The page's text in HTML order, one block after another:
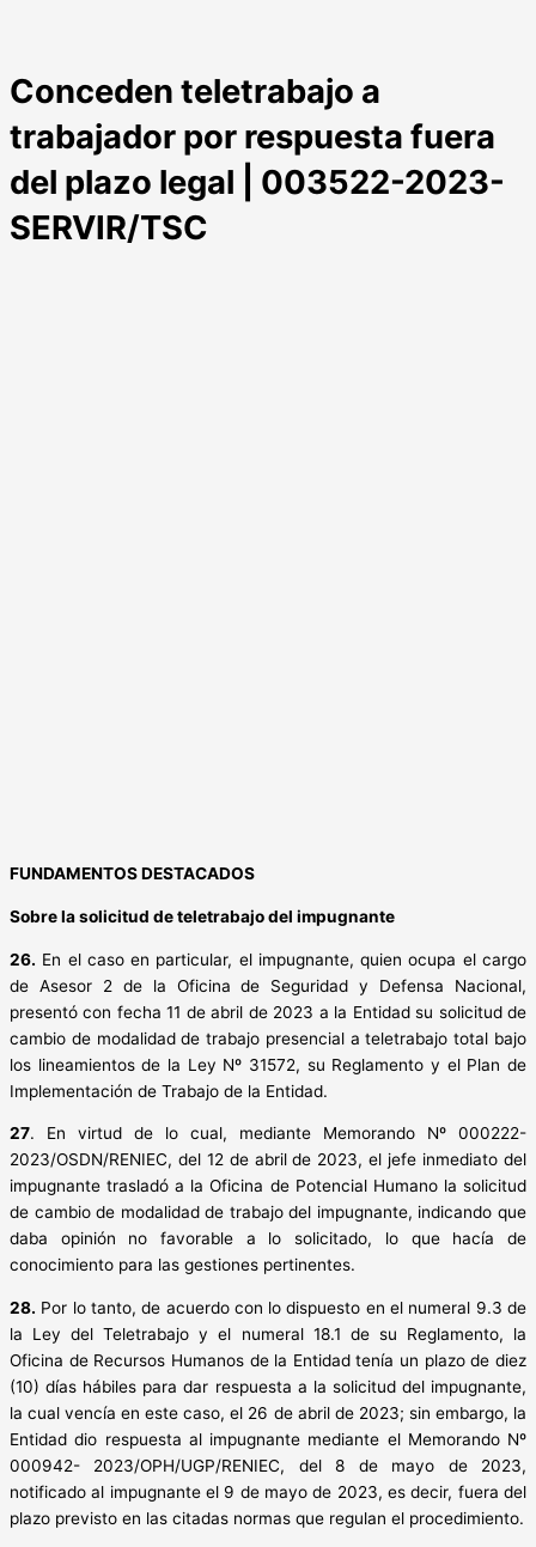
Conceden teletrabajo a
trabajador por respuesta fuera
del plazo legal | 003522-2023-
SERVIR/TSC
FUNDAMENTOS DESTACADOS
Sobre la solicitud de teletrabajo del impugnante
26. En el caso en particular, el impugnante, quien ocupa el cargo
de Asesor 2 de la Oficina de Seguridad y Defensa Nacional,
presentó con fecha 11 de abril de 2023 a la Entidad su solicitud de
cambio de modalidad de trabajo presencial a teletrabajo total bajo
los lineamientos de la Ley Nº 31572, su Reglamento y el Plan de
Implementación de Trabajo de la Entidad.
27. En virtud de lo cual, mediante Memorando Nº 000222-
2023/OSDN/RENIEC, del 12 de abril de 2023, el jefe inmediato del
impugnante trasladó a la Oficina de Potencial Humano la solicitud
de cambio de modalidad de trabajo del impugnante, indicando que
daba opinión no favorable a lo solicitado, lo que hacía de
conocimiento para las gestiones pertinentes.
28. Por lo tanto, de acuerdo con lo dispuesto en el numeral 9.3 de
la Ley del Teletrabajo y el numeral 18.1 de su Reglamento, la
Oficina de Recursos Humanos de la Entidad tenía un plazo de diez
(10) días hábiles para dar respuesta a la solicitud del impugnante,
la cual vencía en este caso, el 26 de abril de 2023; sin embargo, la
Entidad dio respuesta al impugnante mediante el Memorando Nº
000942- 2023/OPH/UGP/RENIEC, del 8 de mayo de 2023,
notificado al impugnante el 9 de mayo de 2023, es decir, fuera del
plazo previsto en las citadas normas que regulan el procedimiento.